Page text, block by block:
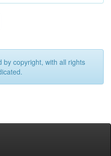
by copyright, with all rights